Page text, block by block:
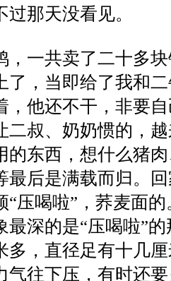
那天没看见。
，一共卖了二十多
了，当即给了我和
，他还不干，非要
二叔、奶奶惯的，
的东西，想什么猪
最后是满载而归。
“压喝啦”，荞麦面
最深的是“压喝啦”
多，直径足有十几
气往下压，有时还